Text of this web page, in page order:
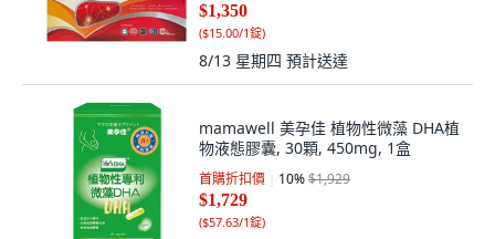
$1,350
($15.00/1錠)
8/13 星期四 預計送達
mamawell 美孕佳 植物性微藻 DHA植
物液態膠囊, 30顆, 450mg, 1盒
首購折扣價 10%$1,929
$1,729
($57.63/1錠)